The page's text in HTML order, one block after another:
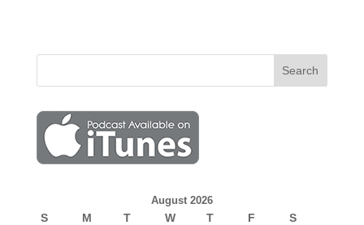
August 2026
S M T W T F
S